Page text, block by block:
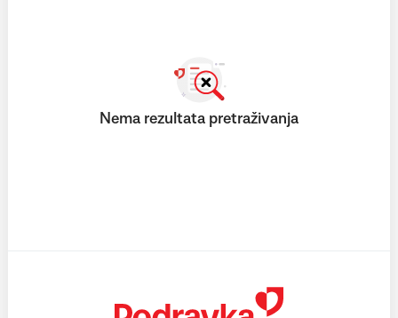
Nema rezultata pretraživanja